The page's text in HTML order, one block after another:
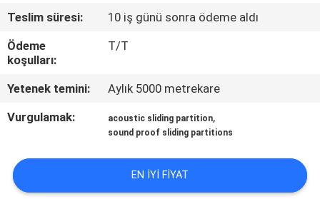
ILETIŞIME
GEÇIN
HABERLER
TEKLIF
ISTEĞI
Teslim süresi:
10 iş günü sonra ödeme aldı
Ödeme
koşulları:
T/T
Yetenek temini:
Aylık 5000 metrekare
Vurgulamak:
acoustic sliding partition,
sound proof sliding partitions
EN IYI FIYAT